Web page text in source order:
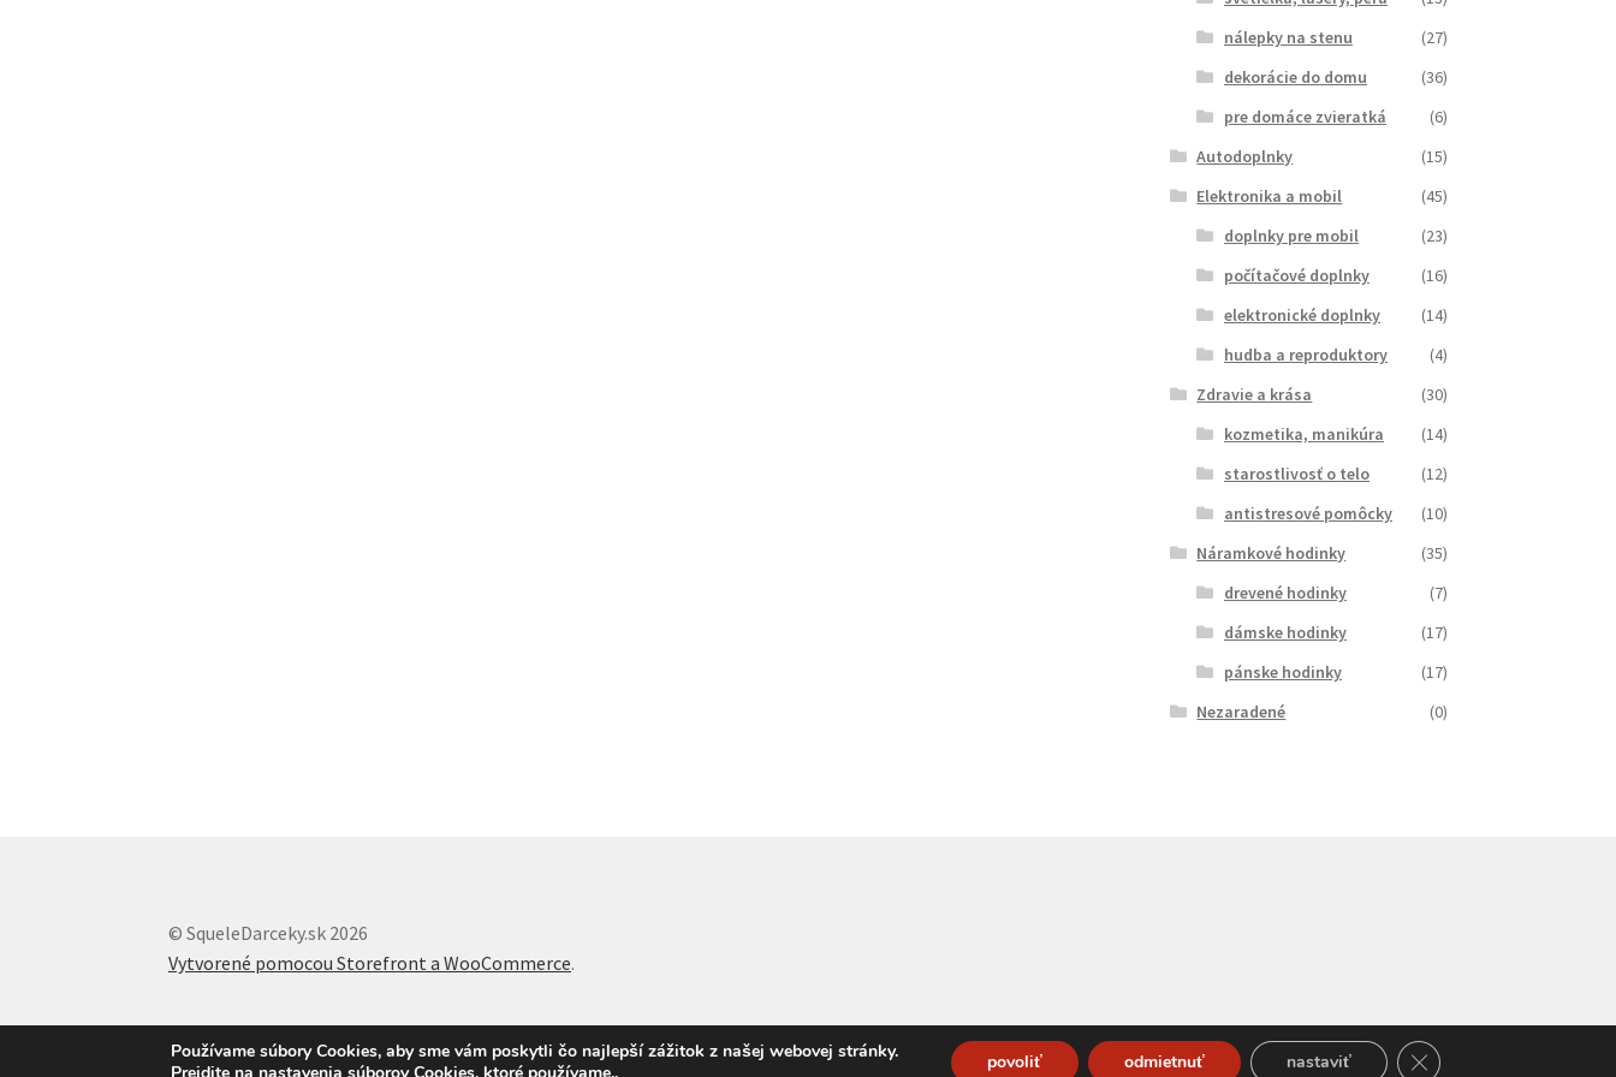
nálepky na stenu
(27)
dekorácie do domu
(36)
pre domáce zvieratká
(6)
Autodoplnky
(15)
Elektronika a mobil
(45)
doplnky pre mobil
(23)
počítačové doplnky
(16)
elektronické doplnky
(14)
hudba a reproduktory
(4)
Zdravie a krása
(30)
kozmetika, manikúra
(14)
starostlivosť o telo
(12)
antistresové pomôcky
(10)
Náramkové hodinky
(35)
drevené hodinky
(7)
dámske hodinky
(17)
pánske hodinky
(17)
Nezaradené
(0)
© SqueleDarceky.sk 2026
Vytvorené pomocou Storefront a WooCommerce.
Používame súbory Cookies, aby sme vám poskytli čo najlepší zážitok z našej webovej stránky.
povoliť odmietnuť nastaviť Close GDPR Cookie